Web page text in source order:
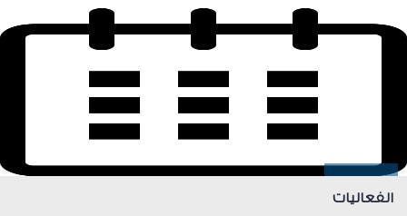
الفعاليات